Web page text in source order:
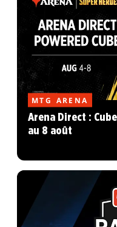
MTG ARENA
Arena Direct :
au 8 août